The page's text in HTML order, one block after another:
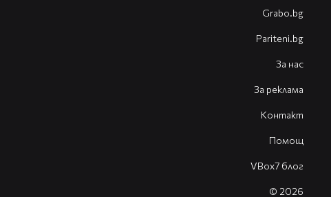
Grabo.bg
Pariteni.bg
За нас
За реклама
Контакт
Помощ
VBox7 блог
© 2026